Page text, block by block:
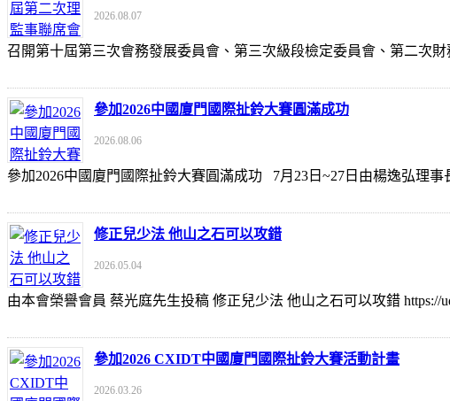
2026.08.07
召開第十屆第三次會務發展委員會、第三次級段檢定委員會、第
參加2026中國廈門國際扯鈴大賽圓滿成功
2026.08.06
參加2026中國廈門國際扯鈴大賽圓滿成功 7月23日~27日由楊逸弘理
修正兒少法 他山之石可以攻錯
2026.05.04
由本會榮譽會員 蔡光庭先生投稿 修正兒少法 他山之石可以攻錯 https://
參加2026 CXIDT中國廈門國際扯鈴大賽活動計畫
2026.03.26